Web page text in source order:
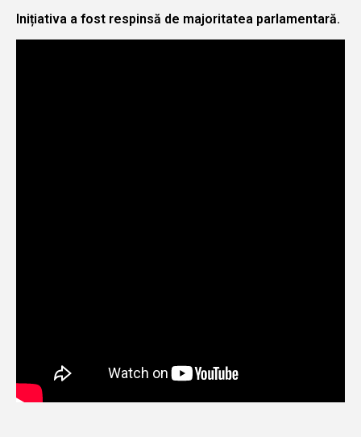
Inițiativa a fost respinsă de majoritatea parlamentară.